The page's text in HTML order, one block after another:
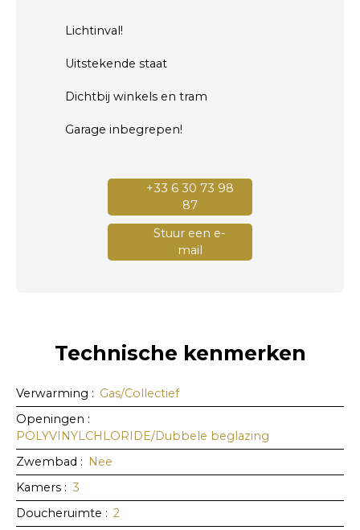
Lichtinval!
Uitstekende staat
Dichtbij winkels en tram
Garage inbegrepen!
+33 6 30 73 98
87
Stuur een e-
mail
Technische kenmerken
Verwarming : Gas/Collectief
Openingen :
POLYVINYLCHLORIDE/Dubbele beglazing
Zwembad :
Nee
Kamers : 3
Doucheruimte : 2